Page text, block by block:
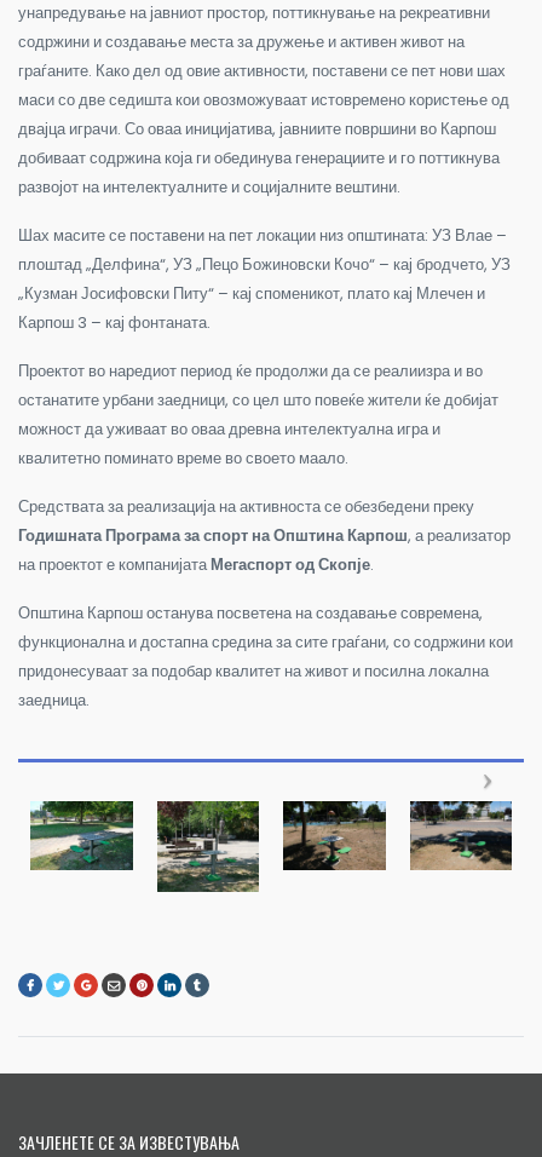
унапредување на јавниот простор, поттикнување на рекреативни
содржини и создавање места за дружење и активен живот на
граѓаните. Како дел од овие активности, поставени се пет нови шах
маси со две седишта кои овозможуваат истовремено користење од
двајца играчи. Со оваа иницијатива, јавниите површини во Карпош
добиваат содржина која ги обединува генерациите и го поттикнува
развојот на интелектуалните и социјалните вештини.
Шах масите се поставени на пет локации низ општината: УЗ Влае –
плоштад „Делфина“, УЗ „Пецо Божиновски Кочо“ – кај бродчето, УЗ
„Кузман Јосифовски Питу“ – кај споменикот, плато кај Млечен и
Карпош 3 – кај фонтаната.
Проектот во наредиот период ќе продолжи да се реалиизра и во
останатите урбани заедници, со цел што повеќе жители ќе добијат
можност да уживаат во оваа древна интелектуална игра и
квалитетно поминато време во своето маало.
Средствата за реализација на активноста се обезбедени преку
Годишната Програма за спорт на Општина Карпош, а реализатор
на проектот е компанијатаМегаспорт од Скопје.
Општина Карпош останува посветена на создавање современа,
функционална и достапна средина за сите граѓани, со содржини кои
придонесуваат за подобар квалитет на живот и посилна локална
заедница.
ЗАЧЛЕНЕТЕ СЕ ЗА ИЗВЕСТУВАЊА